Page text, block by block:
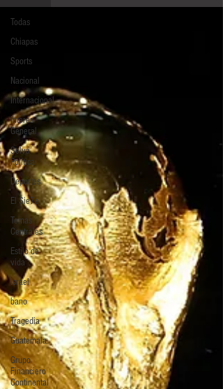
Todas
Chiapas
Sports
Nacional
Internacional
Interés
General
Selva
Política
Deportes
El Sie7e
Temas
Centrales
Estilo de
vida
Israel
bano
Tragedia
Guatemala
Grupo
Financiero
Continental